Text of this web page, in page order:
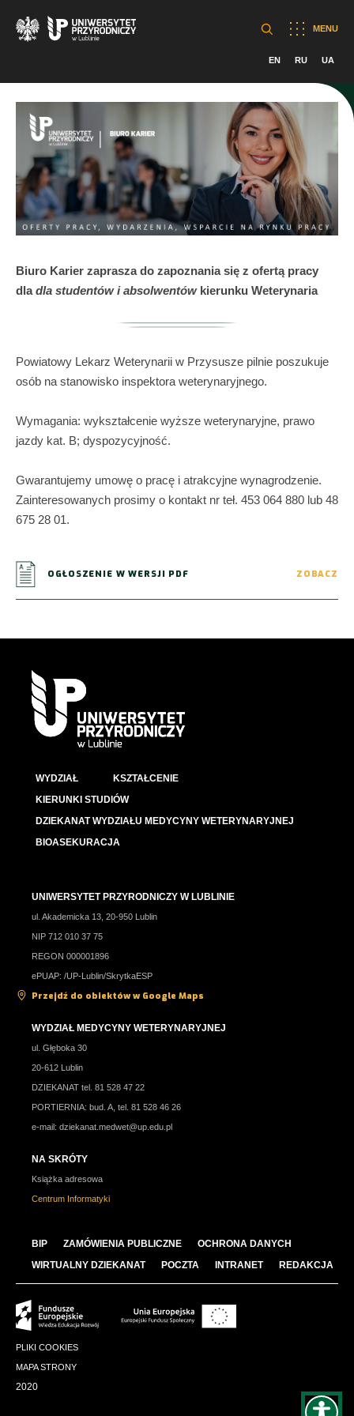
MENU
EN RU UA
Biuro Karier zaprasza do zapoznania się z ofertą pracy
dladla studentów i absolwentówkierunku Weterynaria
Powiatowy Lekarz Weterynarii w Przysusze pilnie poszukuje
osób na stanowisko inspektora weterynaryjnego.
Wymagania: wykształcenie wyższe weterynaryjne, prawo
jazdy kat. B; dyspozycyjność.
Gwarantujemy umowę o pracę i atrakcyjne wynagrodzenie.
Zainteresowanych prosimy o kontakt nr teł. 453 064 880 lub 48
675 28 01.
OGŁOSZENIE W WERSJI PDF ZOBACZ
WYDZIAŁ
KSZTAŁCENIE
KIERUNKI STUDIÓW
DZIEKANAT WYDZIAŁU MEDYCYNY WETERYNARYJNEJ
BIOASEKURACJA
UNIWERSYTET PRZYRODNICZY W LUBLINIE
ul. Akademicka 13, 20-950 Lublin
NIP 712 010 37 75
REGON 000001896
ePUAP: /UP-Lublin/SkrytkaESP
Przejdź do obiektów w Google Maps
WYDZIAŁ MEDYCYNY WETERYNARYJNEJ
ul. Głęboka 30
20-612 Lublin
DZIEKANAT tel. 81 528 47 22
PORTIERNIA: bud. A, tel. 81 528 46 26
e-mail: dziekanat.medwet@up.edu.pl
NA SKRÓTY
Książka adresowa
Centrum Informatyki
BIP ZAMÓWIENIA PUBLICZNE
OCHRONA DANYCH
WIRTUALNY DZIEKANAT
POCZTA INTRANET REDAKCJA
PLIKI COOKIES
MAPA STRONY
2020